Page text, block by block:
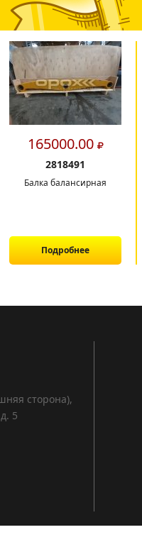
165000.00
2818491
Балка балансирная
Подробнее
сторона),
5